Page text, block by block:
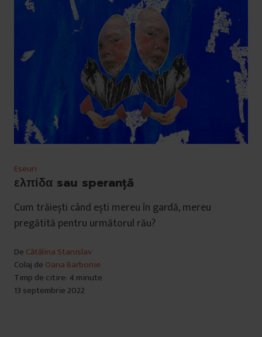
Eseuri
ελπίδα sau speranță
Cum trăiești când ești mereu în gardă, mereu
pregătită pentru următorul rău?
De Cătălina Stanislav
Colaj de Oana Barbonie
Timp de citire: 4 minute
13 septembrie 2022